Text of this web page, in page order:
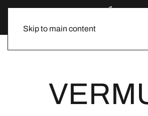
Skip to main content